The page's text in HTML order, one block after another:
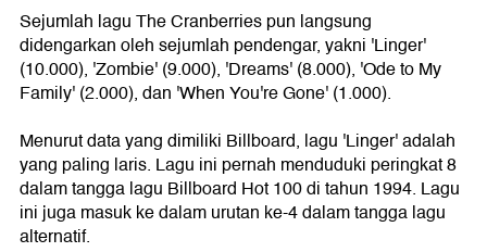
Sejumlah lagu The Cranberries pun langsung
didengarkan oleh sejumlah pendengar, yakni 'Linger'
(10.000), 'Zombie' (9.000), 'Dreams' (8.000), 'Ode to My
Family' (2.000), dan 'When You're Gone' (1.000).
Menurut data yang dimiliki Billboard, lagu 'Linger' adalah
yang paling laris. Lagu ini pernah menduduki peringkat 8
dalam tangga lagu Billboard Hot 100 di tahun 1994. Lagu
ini juga masuk ke dalam urutan ke-4 dalam tangga lagu
alternatif.